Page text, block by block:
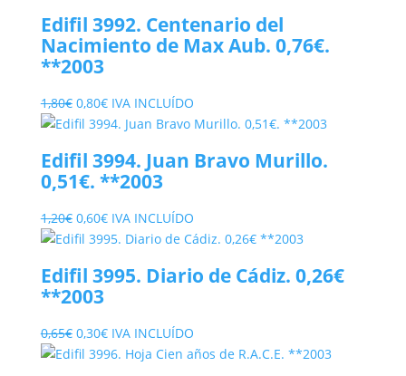
0,65€.0,30€.
Edifil 3992. Centenario del
Nacimiento de Max Aub. 0,76€.
**2003
1,80€ El
precio
era:
1,80€.
0,80€El
precio
es:
0,80€.
IVA INCLUÍDO
Edifil 3994. Juan Bravo Murillo.
0,51€. **2003
1,20€ El
precio
era:
1,20€.
0,60€El
precio
es:
IVA INCLUÍDO
Edifil 3995. Diario de Cádiz. 0,26€
**2003
0,65€ El
precio
0,30€El
precio
IVA INCLUÍDO